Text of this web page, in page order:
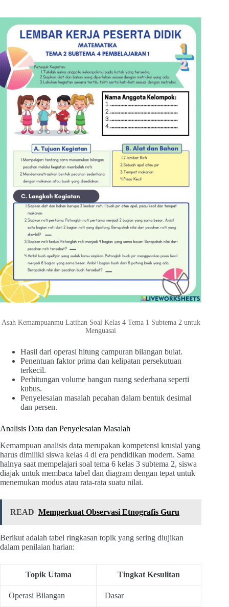
Asah Kemampuanmu Latihan Soal Kelas 4 Tema 1 Subtema 2 untuk
Menguasai
Hasil dari operasi hitung campuran bilangan bulat.
Penentuan faktor prima dan kelipatan persekutuan
terkecil.
Perhitungan volume bangun ruang sederhana seperti
kubus.
Penyelesaian masalah pecahan dalam bentuk desimal
dan persen.
Analisis Data dan Penyelesaian Masalah
Kemampuan analisis data merupakan kompetensi krusial yang
harus dimiliki siswa kelas 4 di era pendidikan modern. Sama
halnya saat mempelajari soal tema 6 kelas 3 subtema 2, siswa
diajak untuk membaca tabel dan diagram dengan tepat untuk
menemukan modus atau rata-rata suatu nilai.
READ Memperkuat Observasi Etnografis Guru
Berikut adalah tabel ringkasan topik yang sering diujikan
dalam penilaian harian:
Topik Utama Tingkat Kesulitan
Operasi Bilangan Dasar